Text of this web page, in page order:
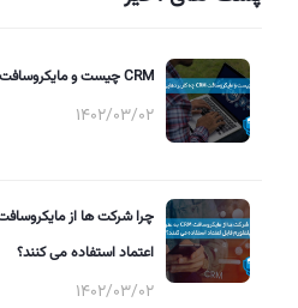
CRM چیست و مایکروسافت CRM چه کاربردهایی دارد؟
1402/03/02
اعتماد استفاده می کنند؟
1402/03/02